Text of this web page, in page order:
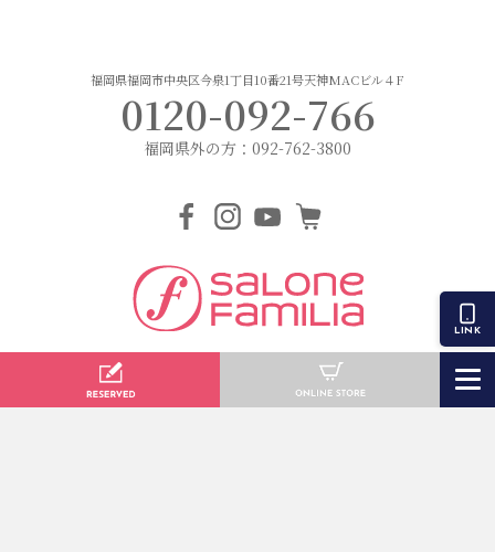
LINK
福岡県福岡市中央区今泉1丁目10番21号天神MACビル４F
0120-092-766
福岡県外の方：092-762-3800